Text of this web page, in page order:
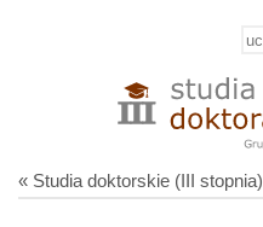
« Studia doktorskie (III stopnia)